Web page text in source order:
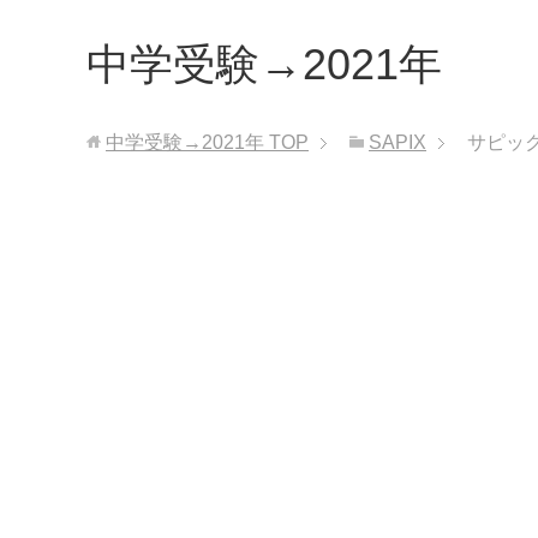
中学受験→2021年
中学受験→2021年 TOP SAPIX サピッ